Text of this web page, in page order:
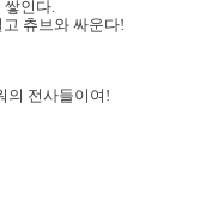
쌓인다.
츄브와 싸운다!
의 전사들이여!